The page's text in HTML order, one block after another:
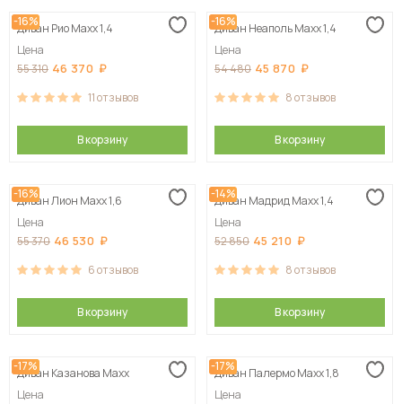
-16%
Диван Рио Maxx 1,4
Цена
55 310 46 370
11отзывов
В корзину
-16%
Диван Неаполь Maxx 1,4
Цена
54 480 45 870
8отзывов
В корзину
-16%
Диван Лион Maxx 1,6
Цена
55 370 46 530
6отзывов
В корзину
-14%
Диван Мадрид Maxx 1,4
Цена
52 850 45 210
8отзывов
В корзину
-17%
Диван Казанова Maxx
Цена
-17%
Диван Палермо Maxx 1,8
Цена